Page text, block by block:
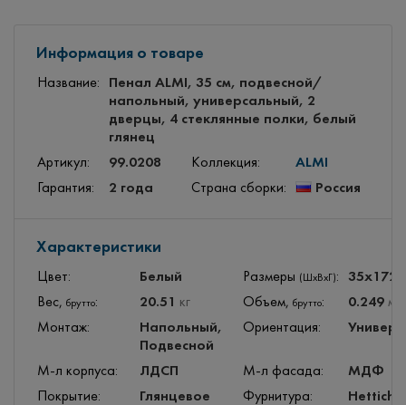
Информация о товаре
Название:
Пенал ALMI, 35 см, подвесной/
напольный, универсальный, 2
дверцы, 4 стеклянные полки, белый
глянец
Артикул: 99.0208 Коллекция: ALMI
Гарантия: 2 года Страна сборки: Россия
Характеристики
Цвет: Белый Размеры (ШхВхГ):
Вес, брутто: 20.51 кг Объем, брутто: 0.249 м
Монтаж:
Напольный,
Подвесной
Ориентация:
М-л корпуса: ЛДСП М-л фасада: МДФ
Покрытие: Глянцевое Фурнитура: Hettich